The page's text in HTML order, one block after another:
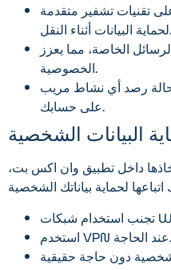
تقنيات تشفير متقدمة
لحماية البيانات أثناء النقل.
الخاصة، مما يعزز
الخصوصية.
حالة رصد أي نشاط مريب
على حسابك.
البيانات الشخصية
داخل تطبيق وان اكس بت،
استخدم VPN عند الحاجة.